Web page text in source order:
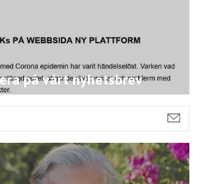
på vårt nyhetsbrev